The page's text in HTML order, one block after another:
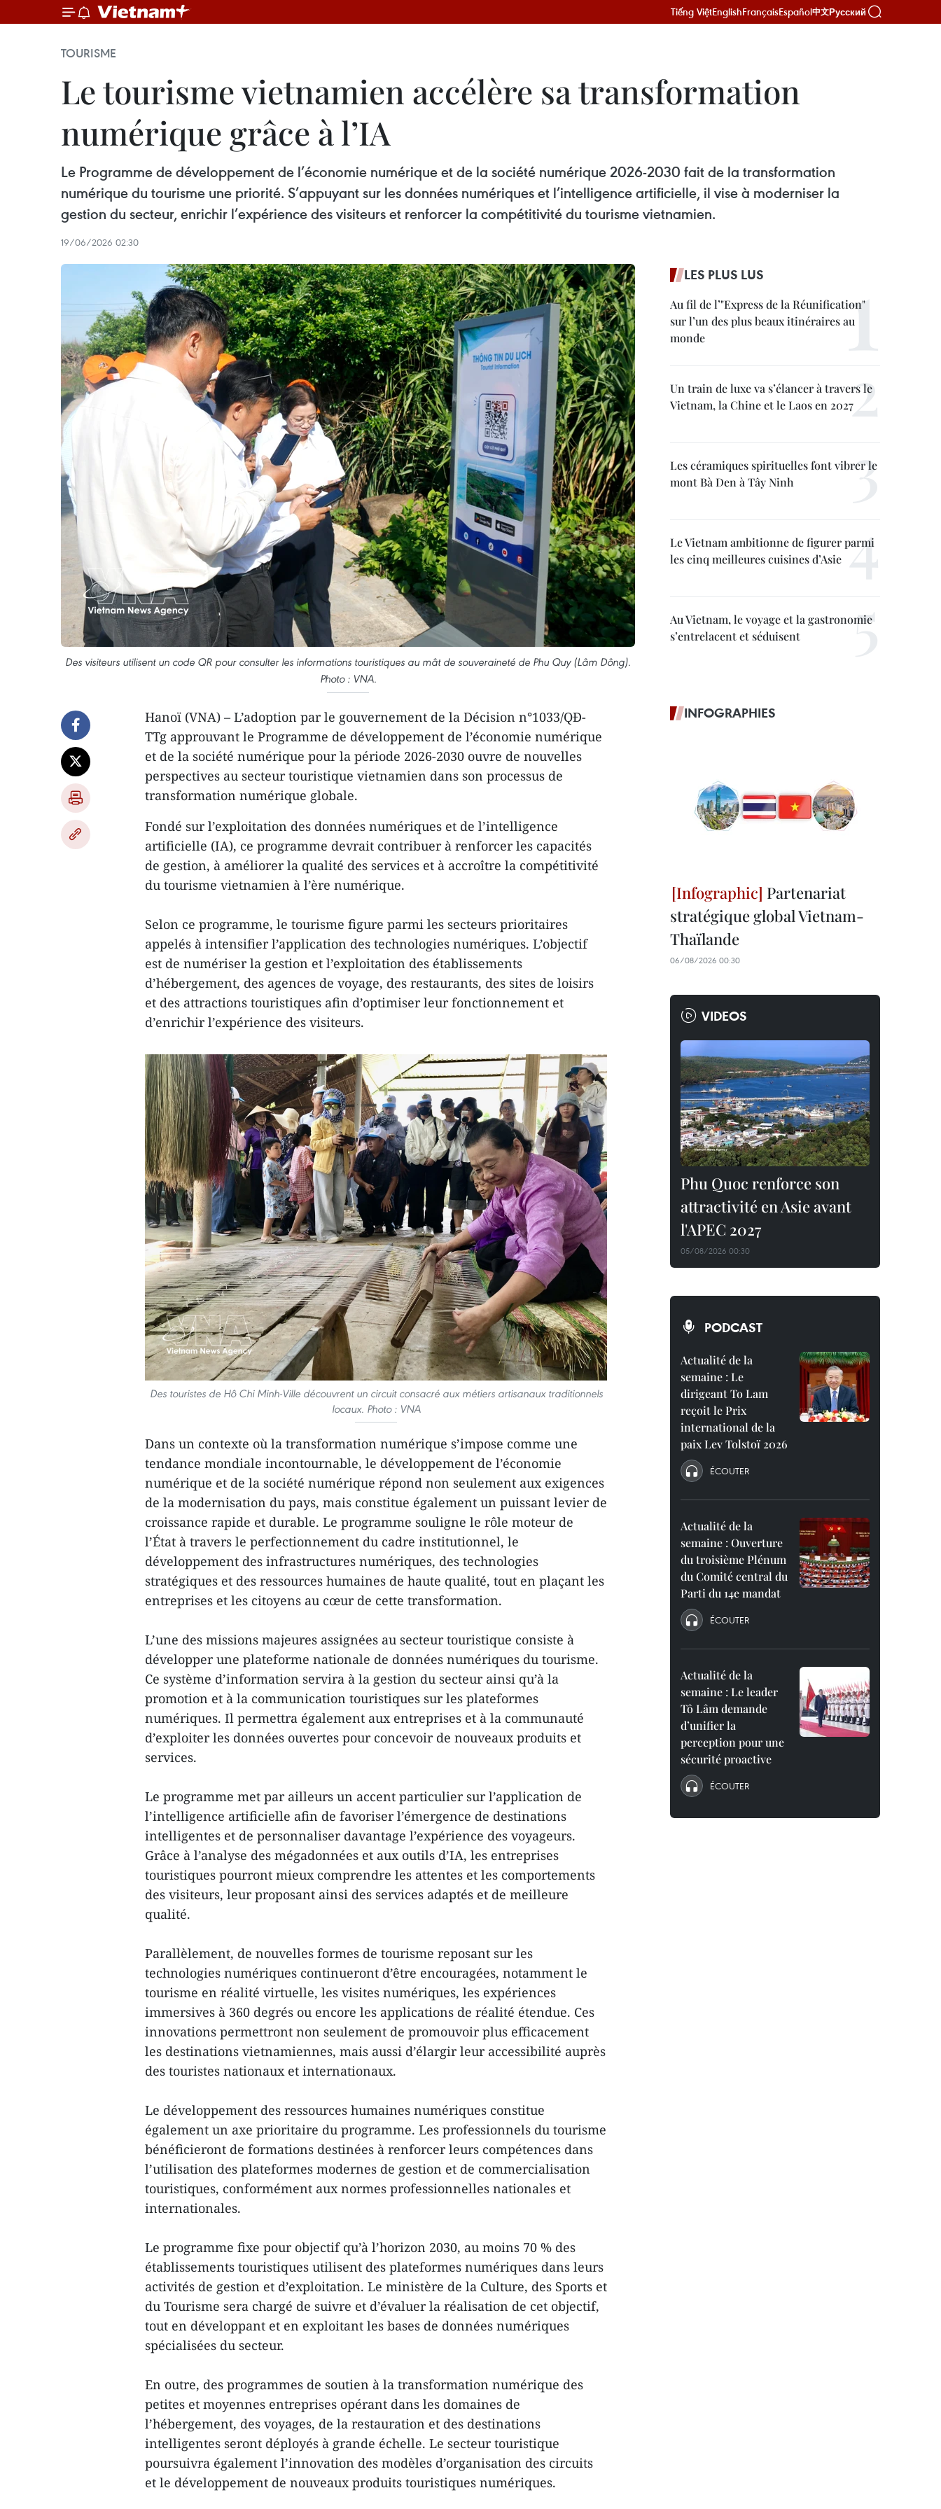
Tiếng ViệtEnglishFrançaisEspañol中文Русский
TOURISME
Le tourisme vietnamien accélère sa transformation
numérique grâce à l’IA
Le Programme de développement de l’économie numérique et de la société numérique 2026-2030 fait de la transformation
numérique du tourisme une priorité. S’appuyant sur les données numériques et l’intelligence artificielle, il vise à moderniser la
gestion du secteur, enrichir l’expérience des visiteurs et renforcer la compétitivité du tourisme vietnamien.
19/06/2026 02:30
Des visiteurs utilisent un code QR pour consulter les informations touristiques au mât de souveraineté de Phu Quy (Lâm Dông).
Photo : VNA.
Hanoï (VNA) – L’adoption par le gouvernement de la Décision n°1033/QĐ-
TTg approuvant le Programme de développement de l’économie numérique
et de la société numérique pour la période 2026-2030 ouvre de nouvelles
perspectives au secteur touristique vietnamien dans son processus de
transformation numérique globale.
Fondé sur l’exploitation des données numériques et de l’intelligence
artificielle (IA), ce programme devrait contribuer à renforcer les capacités
de gestion, à améliorer la qualité des services et à accroître la compétitivité
du tourisme vietnamien à l’ère numérique.
Selon ce programme, le tourisme figure parmi les secteurs prioritaires
appelés à intensifier l’application des technologies numériques. L’objectif
est de numériser la gestion et l’exploitation des établissements
d’hébergement, des agences de voyage, des restaurants, des sites de loisirs
et des attractions touristiques afin d’optimiser leur fonctionnement et
d’enrichir l’expérience des visiteurs.
Des touristes de Hô Chi Minh-Ville découvrent un circuit consacré aux métiers artisanaux traditionnels
locaux. Photo : VNA
Dans un contexte où la transformation numérique s’impose comme une
tendance mondiale incontournable, le développement de l’économie
numérique et de la société numérique répond non seulement aux exigences
de la modernisation du pays, mais constitue également un puissant levier de
croissance rapide et durable. Le programme souligne le rôle moteur de
l’État à travers le perfectionnement du cadre institutionnel, le
développement des infrastructures numériques, des technologies
stratégiques et des ressources humaines de haute qualité, tout en plaçant les
entreprises et les citoyens au cœur de cette transformation.
L’une des missions majeures assignées au secteur touristique consiste à
développer une plateforme nationale de données numériques du tourisme.
Ce système d’information servira à la gestion du secteur ainsi qu’à la
promotion et à la communication touristiques sur les plateformes
numériques. Il permettra également aux entreprises et à la communauté
d’exploiter les données ouvertes pour concevoir de nouveaux produits et
services.
Le programme met par ailleurs un accent particulier sur l’application de
l’intelligence artificielle afin de favoriser l’émergence de destinations
intelligentes et de personnaliser davantage l’expérience des voyageurs.
Grâce à l’analyse des mégadonnées et aux outils d’IA, les entreprises
touristiques pourront mieux comprendre les attentes et les comportements
des visiteurs, leur proposant ainsi des services adaptés et de meilleure
qualité.
Parallèlement, de nouvelles formes de tourisme reposant sur les
technologies numériques continueront d’être encouragées, notamment le
tourisme en réalité virtuelle, les visites numériques, les expériences
immersives à 360 degrés ou encore les applications de réalité étendue. Ces
innovations permettront non seulement de promouvoir plus efficacement
les destinations vietnamiennes, mais aussi d’élargir leur accessibilité auprès
des touristes nationaux et internationaux.
Le développement des ressources humaines numériques constitue
également un axe prioritaire du programme. Les professionnels du tourisme
bénéficieront de formations destinées à renforcer leurs compétences dans
l’utilisation des plateformes modernes de gestion et de commercialisation
touristiques, conformément aux normes professionnelles nationales et
internationales.
Le programme fixe pour objectif qu’à l’horizon 2030, au moins 70 % des
établissements touristiques utilisent des plateformes numériques dans leurs
activités de gestion et d’exploitation. Le ministère de la Culture, des Sports et
du Tourisme sera chargé de suivre et d’évaluer la réalisation de cet objectif,
tout en développant et en exploitant les bases de données numériques
spécialisées du secteur.
En outre, des programmes de soutien à la transformation numérique des
petites et moyennes entreprises opérant dans les domaines de
l’hébergement, des voyages, de la restauration et des destinations
intelligentes seront déployés à grande échelle. Le secteur touristique
poursuivra également l’innovation des modèles d’organisation des circuits
et le développement de nouveaux produits touristiques numériques.
LES PLUS LUS
Au fil de l’"Express de la Réunification"
sur l’un des plus beaux itinéraires au
monde
Un train de luxe va s’élancer à travers le
Vietnam, la Chine et le Laos en 2027
Les céramiques spirituelles font vibrer le
mont Bà Den à Tây Ninh
Le Vietnam ambitionne de figurer parmi
les cinq meilleures cuisines d’Asie
Au Vietnam, le voyage et la gastronomie
s’entrelacent et séduisent
INFOGRAPHIES
Partenariat
stratégique global Vietnam-
Thaïlande
06/08/2026 00:30
VIDEOS
Phu Quoc renforce son
attractivité en Asie avant
l'APEC 2027
05/08/2026 00:30
PODCAST
Actualité de la
semaine : Le
dirigeant To Lam
reçoit le Prix
international de la
paix Lev Tolstoï 2026
ÉCOUTER
Actualité de la
semaine : Ouverture
du troisième Plénum
du Comité central du
Parti du 14e mandat
ÉCOUTER
Actualité de la
semaine : Le leader
Tô Lâm demande
d’unifier la
perception pour une
sécurité proactive
ÉCOUTER